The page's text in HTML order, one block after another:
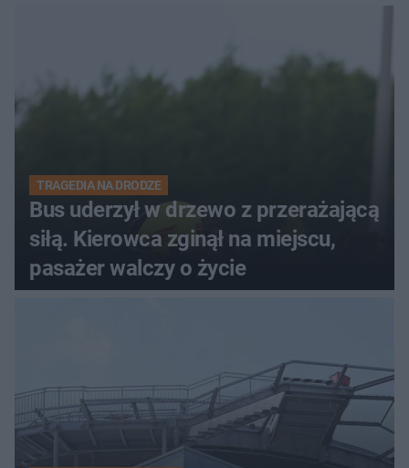
TRAGEDIA NA DRODZE
Bus uderzył w drzewo z przerażającą
siłą. Kierowca zginął na miejscu,
pasażer walczy o życie